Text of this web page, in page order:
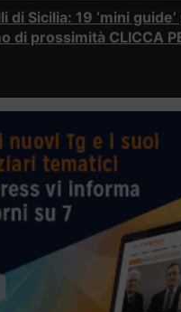
di Sicilia: 19 ‘mini
di prossimità CLICCA